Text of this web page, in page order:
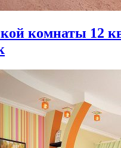
комнаты 12